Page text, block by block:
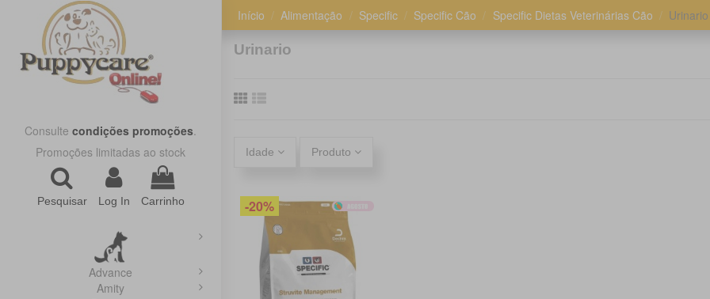
Consulte condições promoções.
Promoções limitadas ao stock
Pesquisar Log In Carrinho
Advance
Amity
Início Alimentação Specific Specific Cão Specific Dietas Veterinárias Cão Urinario
Urinario
Idade Produto
-20%